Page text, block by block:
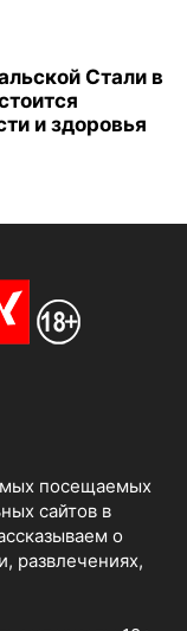
Стали в
и здоровья
посещаемых
сайтов в
о
развлечениях,